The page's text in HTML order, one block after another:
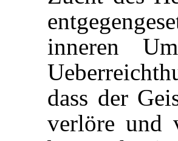
inneren
dass der
verlöre und